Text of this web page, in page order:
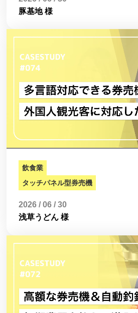
豚基地 様
飲食業
タッチパネル型券売機
2026 / 06 / 30
浅草うどん 様